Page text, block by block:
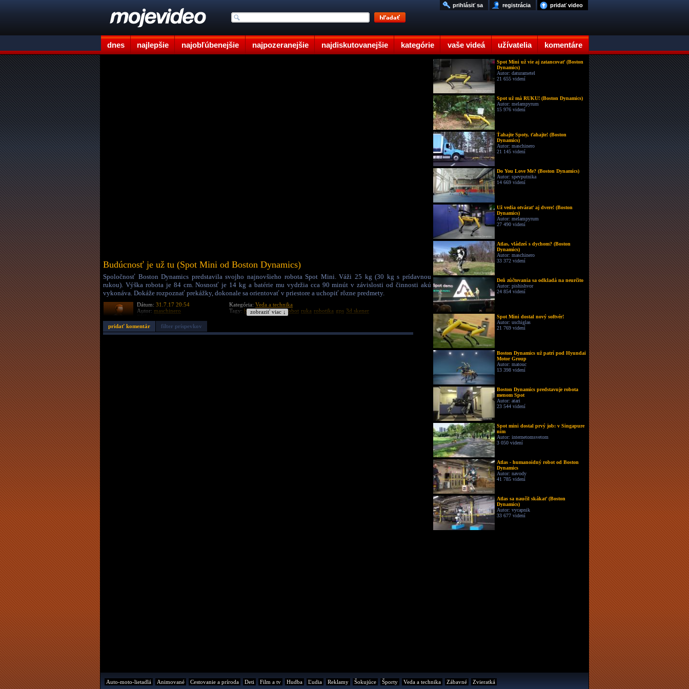
dnes najlepšie najobľúbenejšie najpozeranejšie najdiskutovanejšie kategórie vaše videá užívatelia komentáre
pridať video
registrácia
prihlásiť sa
Budúcnosť je už tu (Spot Mini od Boston Dynamics)
Spoločnosť Boston Dynamics predstavila svojho najnovšieho robota Spot Mini. Váži 25 kg (30 kg s prídavnou
rukou). Výška robota je 84 cm. Nosnosť je 14 kg a batérie mu vydržia cca 90 minút v závislosti od činnosti akú
vykonáva. Dokáže rozpoznať prekážky, dokonale sa orientovať v priestore a uchopiť rôzne predmety.
Dátum: 31.7.17 20:54
Autor: maschinero
Kategória: Veda a technika
Tagy: boston dynamics robot ruka robotika gps 3d skener
zobraziť viac ↓
pridať komentár filter príspevkov
Spot Mini už vie aj zatancovať (Boston
Dynamics)
Autor: daturametel
21 655 videní
Spot už má RUKU! (Boston Dynamics)
Autor: melampyrum
15 976 videní
Ťahajte Spoty, ťahajte! (Boston
Dynamics)
Autor: maschinero
21 145 videní
Do You Love Me? (Boston Dynamics)
Autor: spevputnika
14 669 videní
Už vedia otvárať aj dvere! (Boston
Dynamics)
Autor: melampyrum
27 490 videní
Atlas, vládzeš s dychom? (Boston
Dynamics)
Autor: maschinero
33 372 videní
Deň zúčtovania sa odkladá na neurčito
Autor: pishishvor
24 854 videní
Spot Mini dostal nový softvér!
Autor: uschiglas
21 769 videní
Boston Dynamics už patrí pod Hyundai
Motor Group
Autor: matouc
13 398 videní
Boston Dynamics predstavuje robota
menom Spot
Autor: atari
23 544 videní
Spot mini dostal prvý job: v Singapure
ním
Autor: internetomsvetom
3 050 videní
Atlas - humanoidný robot od Boston
Dynamics
Autor: navody
41 785 videní
Atlas sa naučil skákať (Boston
Dynamics)
Autor: vycapnik
33 677 videní
Auto-moto-lietadlá Animované Cestovanie a príroda Deti Film a tv Hudba Ľudia Reklamy Šokujúce Športy Veda a technika Zábavné Zvieratká